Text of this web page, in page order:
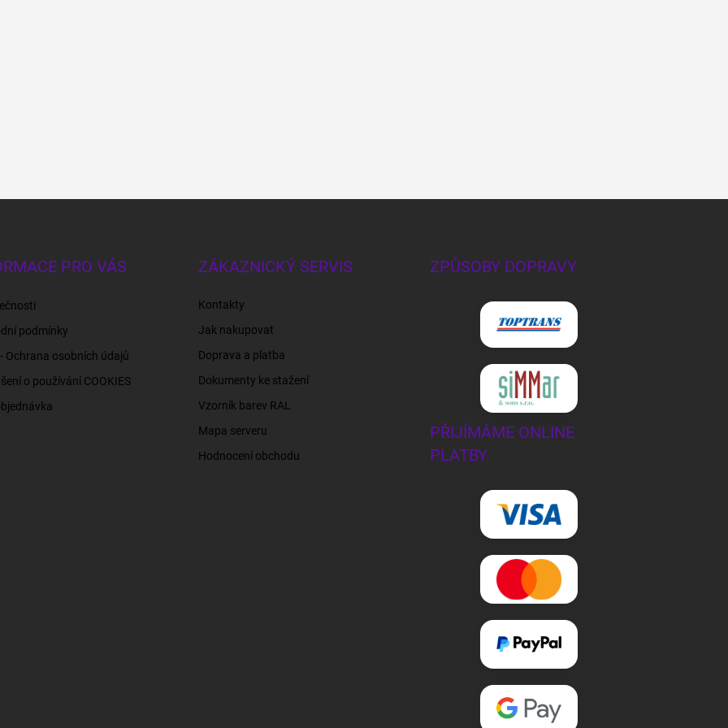
PRO VÁS
podmínky
- Ochrana osobních údajů
o používání COOKIES
ZÁKAZNICKÝ SERVIS
Kontakty
Jak nakupovat
Doprava a platba
Dokumenty ke stažení
Vzorník barev RAL
Mapa serveru
Hodnocení obchodu
ZPŮSOBY DOPRAVY
PŘIJÍMÁME ONLINE
PLATBY